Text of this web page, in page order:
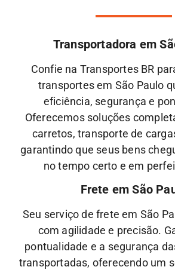
Transportadora em
Confie na Transportes BR
transportes em São Paulo
eficiência, segurança e
Oferecemos soluções
carretos, transporte de
garantindo que seus bens
no tempo certo e em
Frete em São
Seu serviço de frete em São
com agilidade e precisão.
pontualidade e a segurança
transportadas, oferecendo um